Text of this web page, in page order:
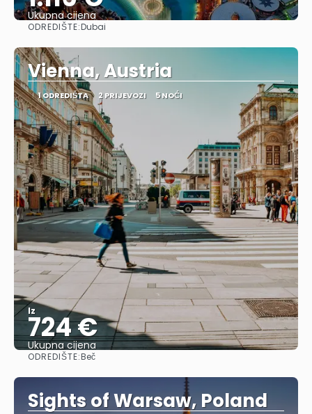
Ukupna cijena
ODREDIŠTE:Dubai
Vienna, Austria
1 ODREDIŠTA 2 PRIJEVOZI 5 NOĆI
Iz
724 €
Ukupna cijena
ODREDIŠTE:Beč
Sights of Warsaw, Poland